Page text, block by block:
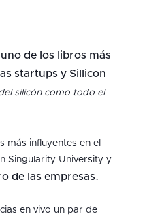
uno de los libros más
startups y Sillicon
silicón como todo el
más influyentes en el
Singularity University y
de las empresas.
en vivo un par de